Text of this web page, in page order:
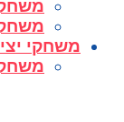
משחקי